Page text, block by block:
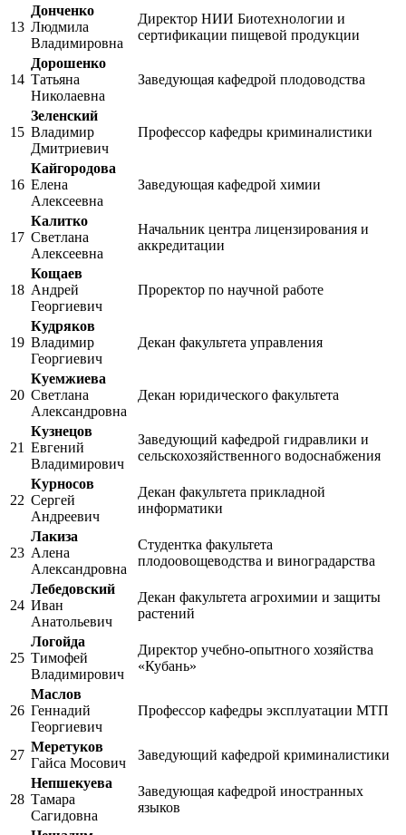
13
Донченко
Людмила
Владимировна
Директор НИИ Биотехнологии и
сертификации пищевой продукции
14
Дорошенко
Татьяна
Николаевна
Заведующая кафедрой плодоводства
15
Зеленский
Владимир
Дмитриевич
Профессор кафедры криминалистики
16
Кайгородова
Елена
Алексеевна
Заведующая кафедрой химии
17
Калитко
Светлана
Алексеевна
Начальник центра лицензирования и
аккредитации
18
Кощаев
Андрей
Георгиевич
Проректор по научной работе
19
Кудряков
Владимир
Георгиевич
Декан факультета управления
20
Куемжиева
Светлана
Александровна
Декан юридического факультета
21
Кузнецов
Евгений
Владимирович
Заведующий кафедрой гидравлики и
сельскохозяйственного водоснабжения
22
Курносов
Сергей
Андреевич
Декан факультета прикладной
информатики
23
Лакиза
Алена
Александровна
Студентка факультета
плодоовощеводства и виноградарства
24
Лебедовский
Иван
Анатольевич
Декан факультета агрохимии и защиты
растений
25
Логойда
Тимофей
Владимирович
Директор учебно-опытного хозяйства
«Кубань»
26
Маслов
Геннадий
Георгиевич
Профессор кафедры эксплуатации МТП
27
Меретуков
Гайса Мосович
Заведующий кафедрой криминалистики
28
Непшекуева
Тамара
Сагидовна
Заведующая кафедрой иностранных
языков